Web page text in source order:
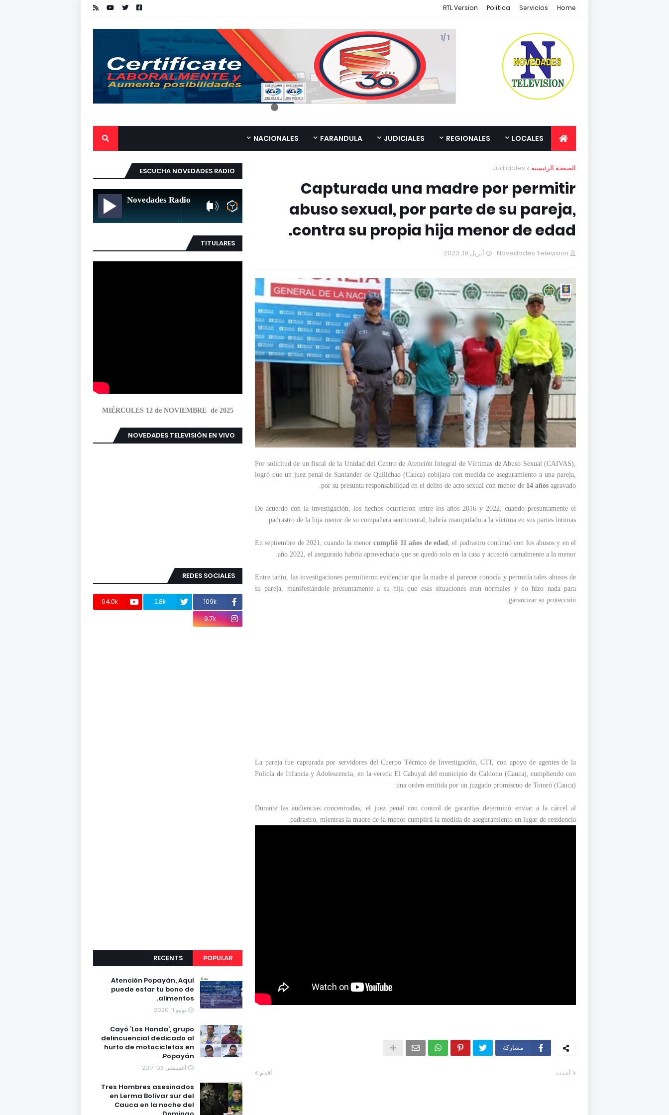
Home
Servicios
Politica
RTL Version
1 /1
LOCALES
REGIONALES
JUDICIALES
FARANDULA
NACIONALES
الصفحة الرئيسية Judiciales
Capturada una madre por permitir
abuso sexual, por parte de su pareja,
contra su propia hija menor de edad.
Novedades Televisión أبريل 19, 2023
Por solicitud de un fiscal de la Unidad del Centro de Atención Integral de Víctimas de Abuso Sexual (CAIVAS),
logró que un juez penal de Santander de Quilichao (Cauca) cobijara con medida de aseguramiento a una pareja,
por su presunta responsabilidad en el delito de acto sexual con menor de 14 años agravado.
De acuerdo con la investigación, los hechos ocurrieron entre los años 2016 y 2022, cuando presuntamente el
padrastro de la hija menor de su compañera sentimental, habría manipulado a la víctima en sus partes íntimas.
En septiembre de 2021, cuando la menorcumplió 11 años de edad
, el padrastro continuó con los abusos y en el
año 2022, el asegurado habría aprovechado que se quedó solo en la casa y accedió carnalmente a la menor.
Entre tanto, las investigaciones permitieron evidenciar que la madre al parecer conocía y permitía tales abusos de
su pareja, manifestándole presuntamente a su hija que esas situaciones eran normales y no hizo nada para
garantizar su protección.
La pareja fue capturada por servidores del Cuerpo Técnico de Investigación, CTI, con apoyo de agentes de la
Policía de Infancia y Adolescencia, en la vereda El Cabuyal del municipio de Caldono (Cauca), cumpliendo con
una orden emitida por un juzgado promiscuo de Totoró (Cauca).
Durante las audiencias concentradas, el juez penal con control de garantías determinó enviar a la cárcel al
padrastro, mientras la madre de la menor cumplirá la medida de aseguramiento en lugar de residencia.
مشاركة
أحدث أقدم
ESCUCHA NOVEDADES RADIO
Novedades Radio
TITULARES
MIÉRCOLES 12 de NOVIEMBRE de 2025
NOVEDADES TELEVISIÓN EN VIVO
REDES SOCIALES
109k
2.8k
64.0k
9.7k
POPULAR
RECENTS
Atención Popayán, Aquí
puede estar tu bono de
alimentos.
يونيو 11, 2020
Cayó ‘Los Honda’, grupo
delincuencial dedicado al
hurto de motocicletas en
Popayán.
أغسطس 03, 2017
Tres Hombres asesinados
en Lerma Bolívar sur del
Cauca en la noche del